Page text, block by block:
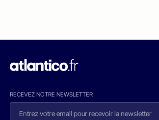
RECEVEZ NOTRE NEWSLETTER